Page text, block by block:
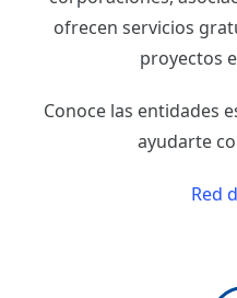
ofrecen servicios
proyectos
Conoce las entidades
ayudarte
Red